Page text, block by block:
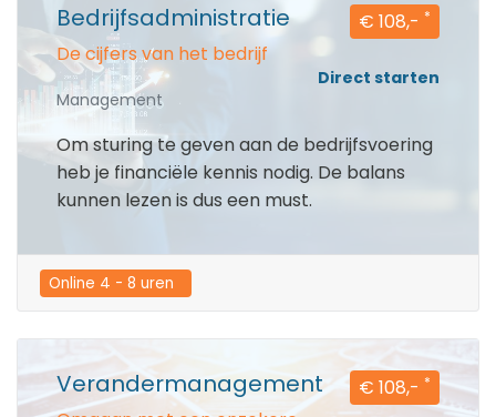
Bedrijfsadministratie
De cijfers van het bedrijf
Management
€ 108,- *
Direct starten
Om sturing te geven aan de bedrijfsvoering
heb je financiële kennis nodig. De balans
kunnen lezen is dus een must.
Online 4 - 8 uren
Verandermanagement € 108,- *